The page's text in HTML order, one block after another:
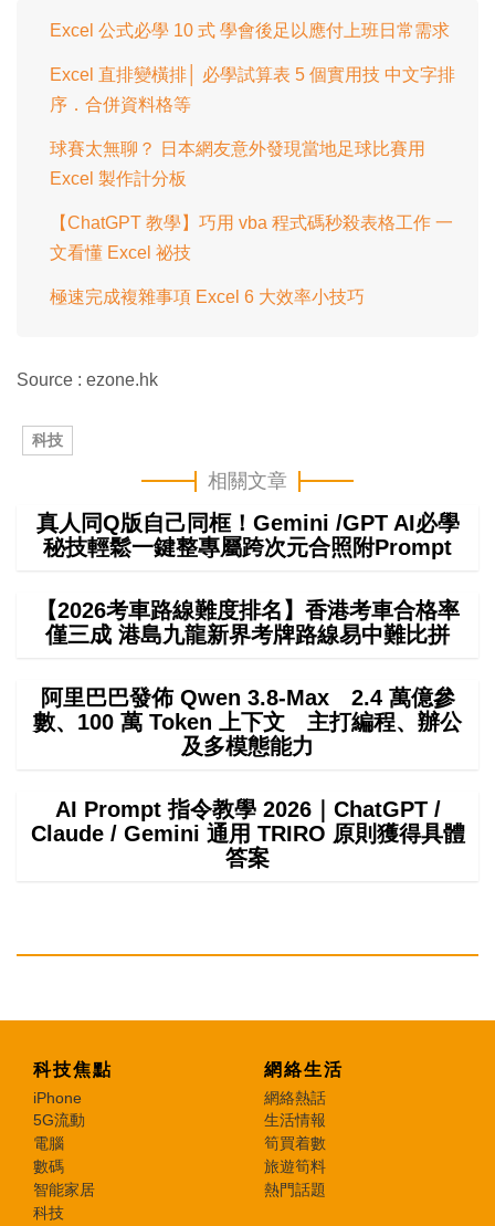
Excel 公式必學 10 式 學會後足以應付上班日常需求
Excel 直排變橫排│ 必學試算表 5 個實用技 中文字排
序．合併資料格等
球賽太無聊？ 日本網友意外發現當地足球比賽用
Excel 製作計分板
【ChatGPT 教學】巧用 vba 程式碼秒殺表格工作 一
文看懂 Excel 祕技
極速完成複雜事項 Excel 6 大效率小技巧
Source : ezone.hk
科技
相關文章
真人同Q版自己同框！Gemini /GPT AI必學
秘技輕鬆一鍵整專屬跨次元合照附Prompt
【2026考車路線難度排名】香港考車合格率
僅三成 港島九龍新界考牌路線易中難比拼
阿里巴巴發佈 Qwen 3.8-Max 2.4 萬億參
數、100 萬 Token 上下文 主打編程、辦公
及多模態能力
AI Prompt 指令教學 2026｜ChatGPT /
Claude / Gemini 通用 TRIRO 原則獲得具體
答案
科技焦點
iPhone
5G流動
電腦
數碼
智能家居
科技
網絡生活
網絡熱話
生活情報
筍買着數
旅遊筍料
熱門話題